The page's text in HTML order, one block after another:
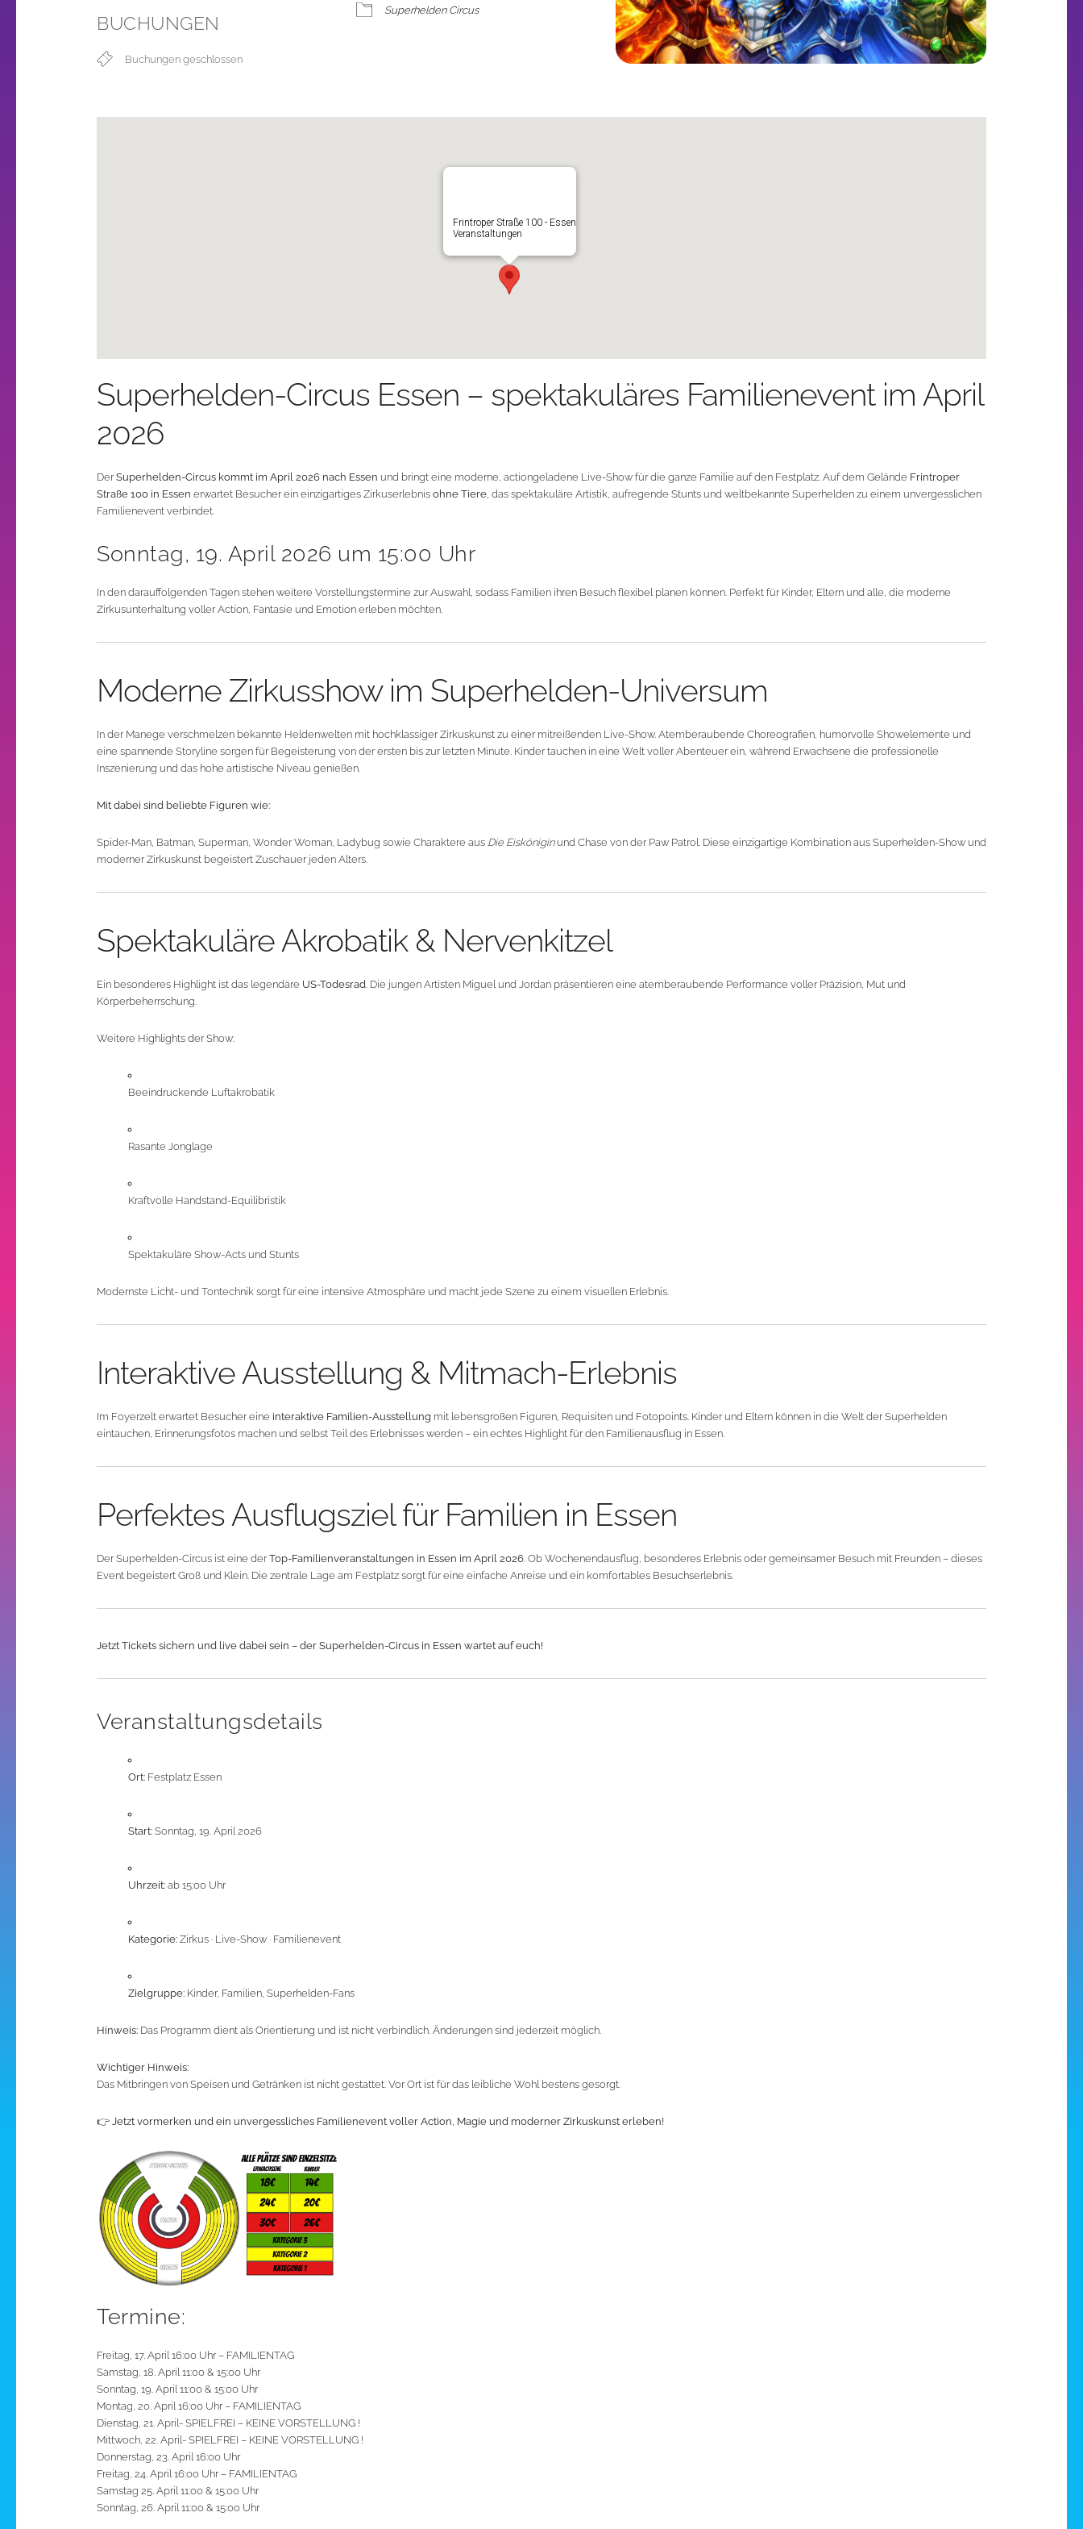
BUCHUNGEN
Buchungen geschlossen
Superhelden Circus
Frintroper Straße 100 - Essen
Veranstaltungen
Superhelden-Circus Essen – spektakuläres Familienevent im April
2026
DerSuperhelden-Circus kommt im April 2026 nach Essen und bringt eine moderne, actiongeladene Live-Show für die ganze Familie auf den Festplatz. Auf dem Gelände Frintroper
Straße 100 in Essen erwartet Besucher ein einzigartiges Zirkuserlebnis ohne Tiere, das spektakuläre Artistik, aufregende Stunts und weltbekannte Superhelden zu einem unvergesslichen
Familienevent verbindet.
Sonntag, 19. April 2026 um 15:00 Uhr
In den darauffolgenden Tagen stehen weitere Vorstellungstermine zur Auswahl, sodass Familien ihren Besuch flexibel planen können. Perfekt für Kinder, Eltern und alle, die moderne
Zirkusunterhaltung voller Action, Fantasie und Emotion erleben möchten.
Moderne Zirkusshow im Superhelden-Universum
In der Manege verschmelzen bekannte Heldenwelten mit hochklassiger Zirkuskunst zu einer mitreißenden Live-Show. Atemberaubende Choreografien, humorvolle Showelemente und
eine spannende Storyline sorgen für Begeisterung von der ersten bis zur letzten Minute. Kinder tauchen in eine Welt voller Abenteuer ein, während Erwachsene die professionelle
Inszenierung und das hohe artistische Niveau genießen.
Mit dabei sind beliebte Figuren wie:
Spider-Man, Batman, Superman, Wonder Woman, Ladybug sowie Charaktere aus Die Eisköniginund Chase von der Paw Patrol. Diese einzigartige Kombination aus Superhelden-Show und
moderner Zirkuskunst begeistert Zuschauer jeden Alters.
Spektakuläre Akrobatik & Nervenkitzel
Ein besonderes Highlight ist das legendäre US-Todesrad. Die jungen Artisten Miguel und Jordan präsentieren eine atemberaubende Performance voller Präzision, Mut und
Körperbeherrschung.
Weitere Highlights der Show:
Beeindruckende Luftakrobatik
Rasante Jonglage
Kraftvolle Handstand-Equilibristik
Spektakuläre Show-Acts und Stunts
Modernste Licht- und Tontechnik sorgt für eine intensive Atmosphäre und macht jede Szene zu einem visuellen Erlebnis.
Interaktive Ausstellung & Mitmach-Erlebnis
Im Foyerzelt erwartet Besucher eine interaktive Familien-Ausstellung mit lebensgroßen Figuren, Requisiten und Fotopoints. Kinder und Eltern können in die Welt der Superhelden
eintauchen, Erinnerungsfotos machen und selbst Teil des Erlebnisses werden – ein echtes Highlight für den Familienausflug in Essen.
Perfektes Ausflugsziel für Familien in Essen
Der Superhelden-Circus ist eine derTop-Familienveranstaltungen in Essen im April 2026. Ob Wochenendausflug, besonderes Erlebnis oder gemeinsamer Besuch mit Freunden – dieses
Event begeistert Groß und Klein. Die zentrale Lage am Festplatz sorgt für eine einfache Anreise und ein komfortables Besuchserlebnis.
Jetzt Tickets sichern und live dabei sein – der Superhelden-Circus in Essen wartet auf euch!
Veranstaltungsdetails
Ort: Festplatz Essen
Start: Sonntag, 19. April 2026
Uhrzeit: ab 15:00 Uhr
Kategorie: Zirkus · Live-Show · Familienevent
Zielgruppe: Kinder, Familien, Superhelden-Fans
Hinweis: Das Programm dient als Orientierung und ist nicht verbindlich. Änderungen sind jederzeit möglich.
Wichtiger Hinweis:
Das Mitbringen von Speisen und Getränken ist nicht gestattet. Vor Ort ist für das leibliche Wohl bestens gesorgt.
👉 Jetzt vormerken und ein unvergessliches Familienevent voller Action, Magie und moderner Zirkuskunst erleben!
Termine:
Freitag, 17. April 16:00 Uhr – FAMILIENTAG
Samstag, 18. April 11:00 & 15:00 Uhr
Sonntag, 19. April 11:00 & 15:00 Uhr
Montag, 20. April 16:00 Uhr – FAMILIENTAG
Dienstag, 21. April- SPIELFREI – KEINE VORSTELLUNG !
Mittwoch, 22. April- SPIELFREI – KEINE VORSTELLUNG !
Donnerstag, 23. April 16:00 Uhr
Freitag, 24. April 16:00 Uhr – FAMILIENTAG
Samstag 25. April 11:00 & 15:00 Uhr
Sonntag, 26. April 11:00 & 15:00 Uhr